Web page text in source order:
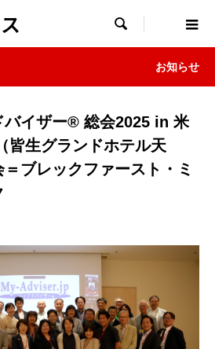

お知らせ
バイザー® 総会2025 in 米
皆生グランドホテル天
ブレックファースト・ミ